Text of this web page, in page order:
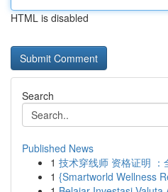
HTML is disabled
Search
Published News
1 技术穿线师 资格证明 ：
1 {Smartworld Wellness